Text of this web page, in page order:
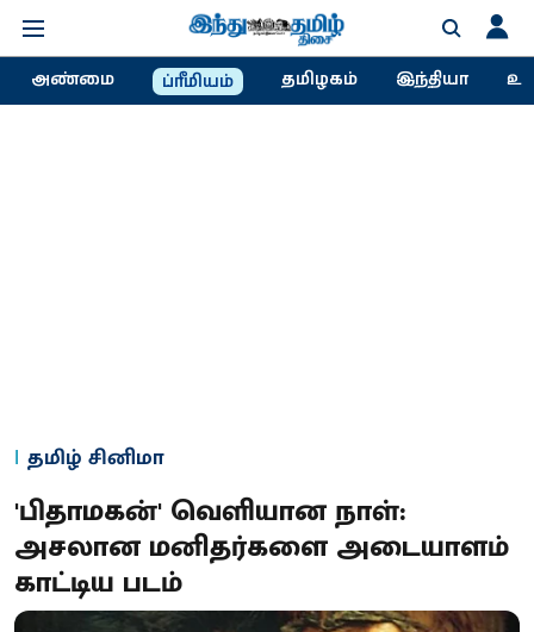
அண்மை ப்ரீமியம் தமிழகம் இந்தியா
தமிழ் சினிமா
'பிதாமகன்' வெளியான நாள்:
அசலான மனிதர்களை அடையாளம்
காட்டிய படம்